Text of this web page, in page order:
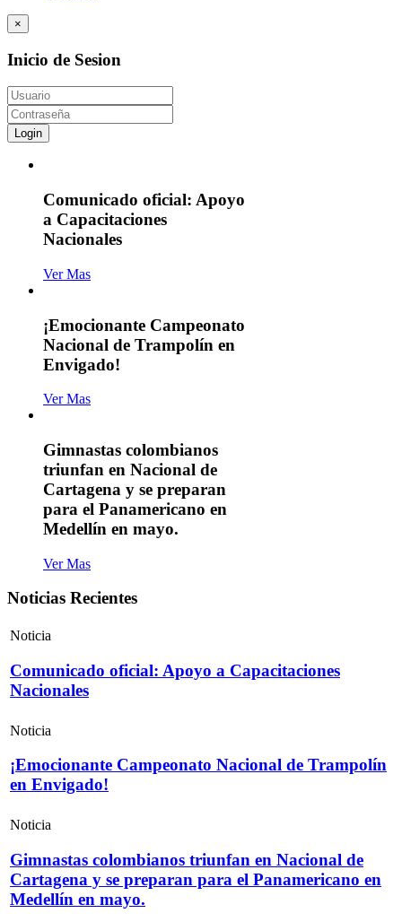
×
Inicio de Sesion
Login
Comunicado oficial: Apoyo
a Capacitaciones
Nacionales
Ver Mas
¡Emocionante Campeonato
Nacional de Trampolín en
Envigado!
Ver Mas
Gimnastas colombianos
triunfan en Nacional de
Cartagena y se preparan
para el Panamericano en
Medellín en mayo.
Ver Mas
Noticias Recientes
Noticia
Comunicado oficial: Apoyo a Capacitaciones
Nacionales
Noticia
¡Emocionante Campeonato Nacional de Trampolín
en Envigado!
Noticia
Gimnastas colombianos triunfan en Nacional de
Cartagena y se preparan para el Panamericano en
Medellín en mayo.